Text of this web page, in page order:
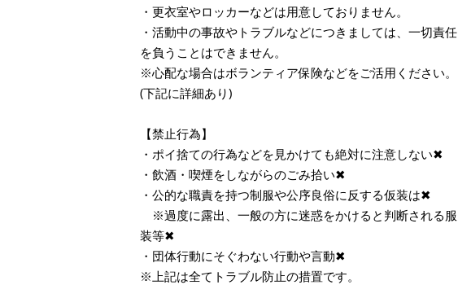
・更衣室やロッカーなどは用意しておりません。
・活動中の事故やトラブルなどにつきましては、一切責任
を負うことはできません。
※心配な場合はボランティア保険などをご活用ください。
(下記に詳細あり)
【禁止行為】
・ポイ捨ての行為などを見かけても絶対に注意しない✖
・飲酒・喫煙をしながらのごみ拾い✖
・公的な職責を持つ制服や公序良俗に反する仮装は✖
※過度に露出、一般の方に迷惑をかけると判断される服
装等✖
・団体行動にそぐわない行動や言動✖
※上記は全てトラブル防止の措置です。